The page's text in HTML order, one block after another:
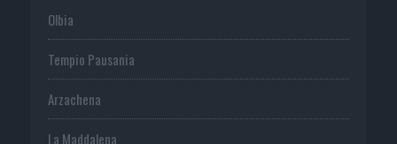
Olbia
Tempio Pausania
Arzachena
La Maddalena